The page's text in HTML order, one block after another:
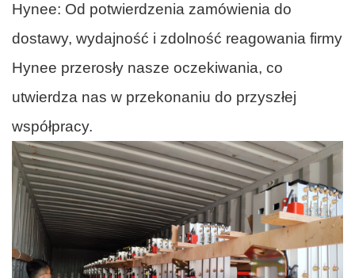
Hynee: Od potwierdzenia zamówienia do
dostawy, wydajność i zdolność reagowania firmy
Hynee przerosły nasze oczekiwania, co
utwierdza nas w przekonaniu do przyszłej
współpracy.